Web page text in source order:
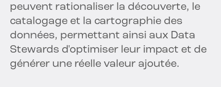
peuvent rationaliser la découverte, le
catalogage et la cartographie des
données, permettant ainsi aux Data
Stewards d'optimiser leur impact et de
générer une réelle valeur ajoutée.